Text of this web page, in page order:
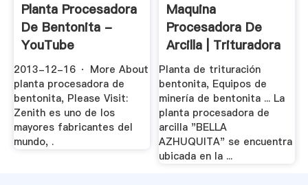
Planta Procesadora
De Bentonita -
YouTube
2013-12-16 · More About
planta procesadora de
bentonita, Please Visit:
Zenith es uno de los
mayores fabricantes del
mundo, .
Maquina
Procesadora De
Arcilla | Trituradora
De .
Planta de trituración
bentonita, Equipos de
minería de bentonita ... La
planta procesadora de
arcilla "BELLA
AZHUQUITA" se encuentra
ubicada en la ...